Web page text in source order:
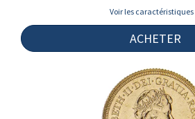
Voir les caractéristiques
ACHETER